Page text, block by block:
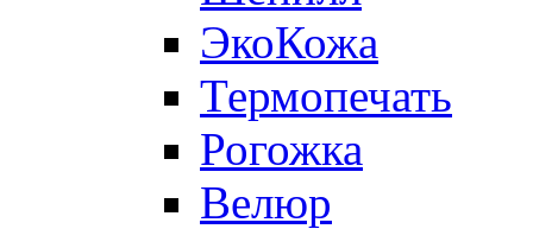
ЭкоКожа
Термопечать
Рогожка
Велюр